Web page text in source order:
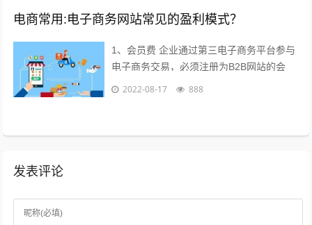
电商常用:电子商务网站常见的盈利模式？
1、会员费 企业通过第三电子商务平台参与
电子商务交易，必须注册为B2B网站的会
员，每年要交纳一定的会员费，才能享受网
2022-08-17 888
发表评论